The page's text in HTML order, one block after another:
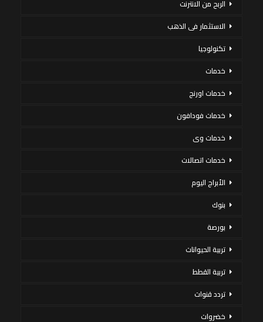
الربح من الانترنت
الاستثمار فى الذهب
تكنولوجيا
خدمات
خدمات اورنج
خدمات فودافون
خدمات وى
خدمات اتصالات
الأبراج اليوم
بنوك
بورصة
تربية الحيوانات
تربية القطط
تردد قنوات
خضروات